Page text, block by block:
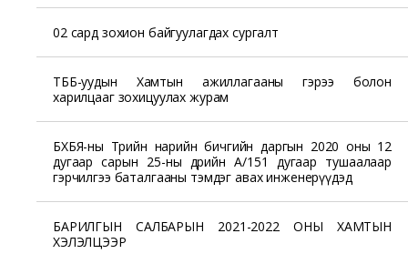
02 сард зохион байгуулагдах сургалт
ТББ-уудын Хамтын ажиллагааны гэрээ болон
харилцааг зохицуулах журам
БХБЯ-ны Төрийн нарийн бичгийн даргын 2020 оны 12
дугаар сарын 25-ны өдрийн А/151 дугаар тушаалаар
гэрчилгээ баталгааны тэмдэг авах инженерүүдэд
БАРИЛГЫН САЛБАРЫН 2021-2022 ОНЫ ХАМТЫН
ХЭЛЭЛЦЭЭР